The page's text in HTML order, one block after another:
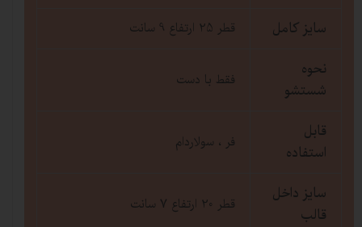
سایز کامل قطر 25 ارتفاع 9 سانت
نحوه
شستشو
فقط با دست
قابل
استفاده
فر ، سولاردام
سایز داخل
قالب
قطر 20 ارتفاع 7 سانت